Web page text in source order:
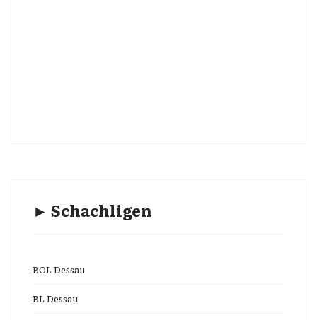
► Schachligen
BOL Dessau
BL Dessau